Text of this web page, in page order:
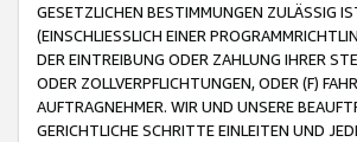
GESETZLICHEN BESTIMMUNGEN ZULÄSSIG
(EINSCHLIESSLICH EINER
DER EINTREIBUNG ODER ZAHLUNG IHRER
ODER ZOLLVERPFLICHTUNGEN, ODER (F)
AUFTRAGNEHMER. WIR UND UNSERE
GERICHTLICHE SCHRITTE EINLEITEN UND